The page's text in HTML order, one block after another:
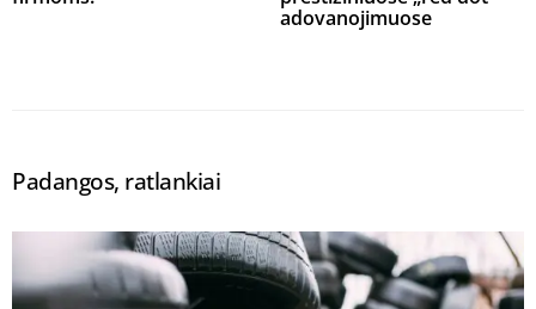
adovanojimuose
Padangos, ratlankiai